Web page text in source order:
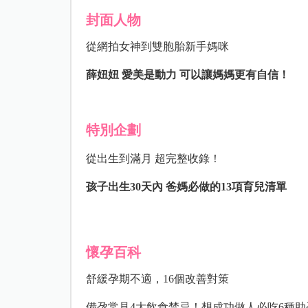
封面人物
從網拍女神到雙胞胎新手媽咪
薛妞妞 愛美是動力 可以讓媽媽更有自信！
特別企劃
從出生到滿月 超完整收錄！
孩子出生30天內 爸媽必做的13項育兒清單
懷孕百科
舒緩孕期不適，16個改善對策